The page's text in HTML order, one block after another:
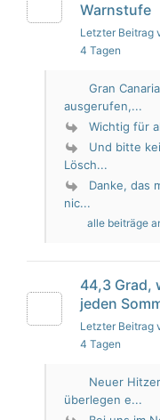
Warnstufe
Letzter Beitrag
4 Tagen
Gran
ausgerufen,...
Wichtig für
Und bitte
Lösch...
Danke, das
nic...
alle beiträge
44,3 Grad,
jeden
Letzter Beitrag
4 Tagen
Neuer
überlegen e...